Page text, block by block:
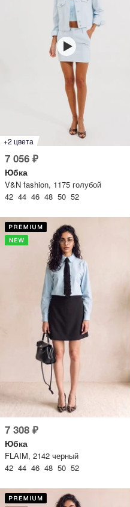
+2 цвета
7 056 ₽
Юбка
V&N fashion, 1175 голубой
42 44 46 48 50 52
7 308 ₽
Юбка
FLAIM, 2142 черный
42 44 46 48 50 52